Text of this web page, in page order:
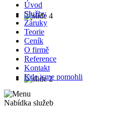
Úvod
Služby
Záruky
Teorie
Ceník
O firmě
Reference
Kontakt
Kde jsme pomohli
Nabídka služeb